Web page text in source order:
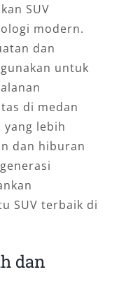
SUV
modern.
dan
untuk
di medan
yang lebih
dan hiburan
SUV terbaik di
dan